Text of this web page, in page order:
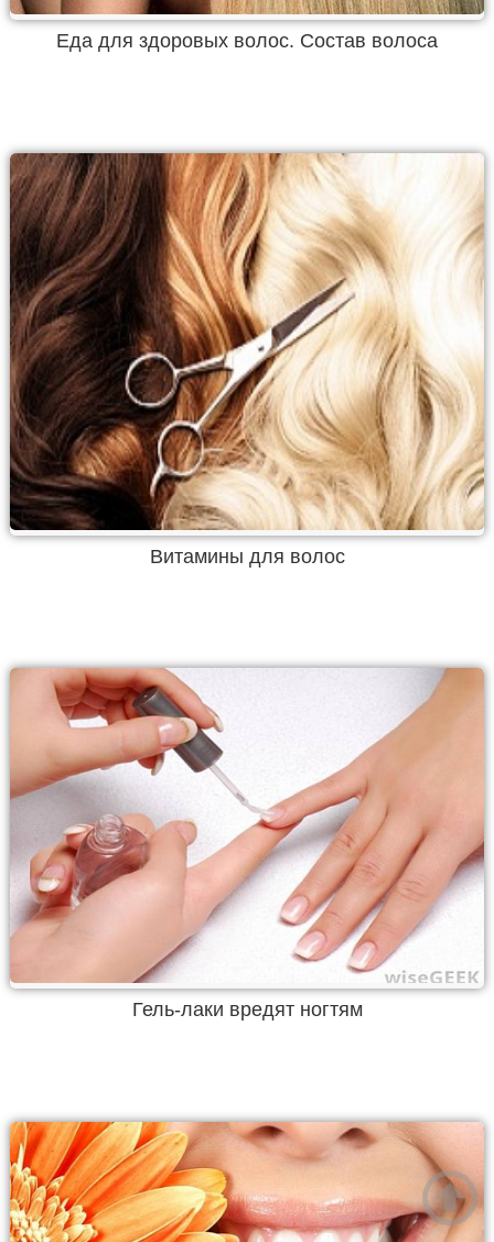
Еда для здоровых волос. Состав волоса
Витамины для волос
Гель-лаки вредят ногтям